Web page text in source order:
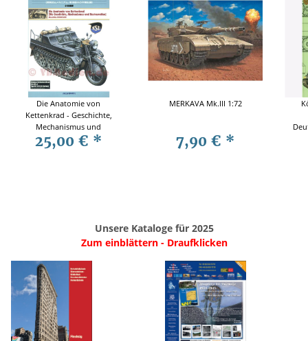
Die Anatomie von
Kettenkrad - Geschichte,
Mechanismus und
Restaurierung - Masahiko
Kobayashi
25,00 € *
MERKAVA Mk.III 1:72
7,90 € *
Unsere Kataloge für 2025
Zum einblättern - Draufklicken